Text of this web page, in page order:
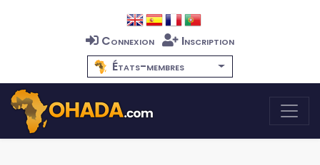
Connexion
Inscription
États-membres